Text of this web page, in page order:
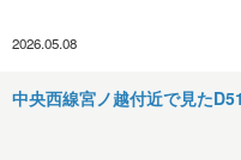
2026.05.08
中央西線宮ノ越付近で見た